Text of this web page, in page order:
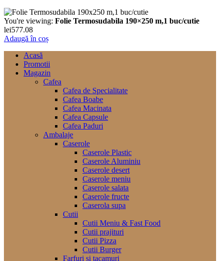
You're viewing: Folie Termosudabila 190×250 m,1 buc/cutie
lei577.08
Adaugă în coș
Acasă
Promotii
Magazin
Cafea
Cafea de Specialitate
Cafea Boabe
Cafea Macinata
Cafea Capsule
Cafea Paduri
Ambalaje
Caserole
Caserole Plastic
Caserole Aluminiu
Caserole desert
Caserole meniu
Caserole salata
Caserole fructe
Caserola supa
Cutii
Cutii Meniu & Fast Food
Cutii prajituri
Cutii Pizza
Cutii Burger
Farfuri si tacamuri